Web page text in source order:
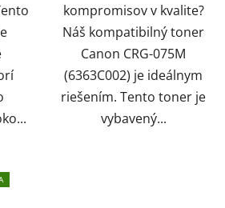
kompromisov v kvalite?
Náš kompatibilný toner
Canon CRG-075M
(6363C002) je ideálnym
riešením. Tento toner je
vybavený...